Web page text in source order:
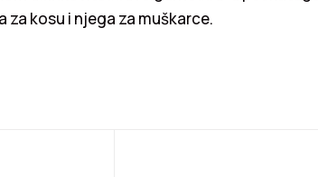
kosu i njega za muškarce.